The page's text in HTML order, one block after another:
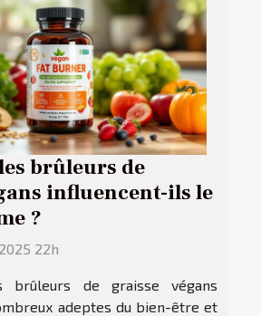
brûleurs de
influencent-ils le
?
22h
brûleurs de graisse végans
adeptes du bien-être et